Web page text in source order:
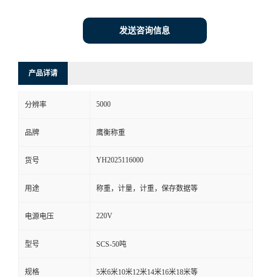
发送咨询信息
产品详请
分辨率 5000
品牌 鹰衡称重
货号 YH2025116000
用途 称重，计量，计重，保存数据等
电源电压 220V
型号 SCS-50吨
规格 5米6米10米12米14米16米18米等